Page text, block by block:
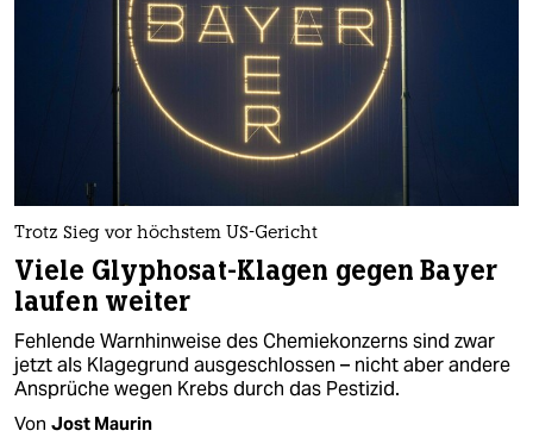
Trotz Sieg vor höchstem US-Gericht
Viele Glyphosat-Klagen gegen Bayer
laufen weiter
Fehlende Warnhinweise des Chemiekonzerns sind zwar
jetzt als Klagegrund ausgeschlossen – nicht aber andere
Ansprüche wegen Krebs durch das Pestizid.
Von Jost Maurin